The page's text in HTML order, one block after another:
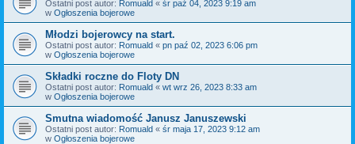
Ostatni post autor: Romuald « śr paź 04, 2023 9:19 am
w Ogłoszenia bojerowe
Młodzi bojerowcy na start.
Ostatni post autor: Romuald « pn paź 02, 2023 6:06 pm
w Ogłoszenia bojerowe
Składki roczne do Floty DN
Ostatni post autor: Romuald « wt wrz 26, 2023 8:33 am
w Ogłoszenia bojerowe
Smutna wiadomość Janusz Januszewski
Ostatni post autor: Romuald « śr maja 17, 2023 9:12 am
w Ogłoszenia bojerowe